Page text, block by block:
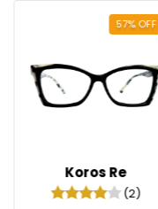
57%OFF
Koros Re
(2)